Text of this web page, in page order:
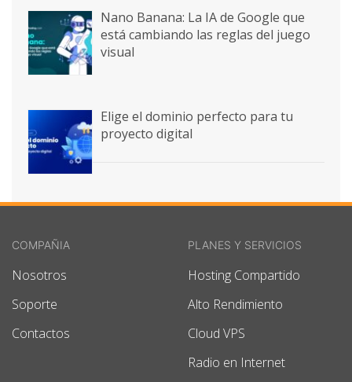
Nano Banana: La IA de Google que
está cambiando las reglas del juego
visual
Elige el dominio perfecto para tu
proyecto digital
COMPAÑIA
Nosotros
Soporte
Contactos
PLANES Y SERVICIOS
Hosting Compartido
Alto Rendimiento
Cloud VPS
Radio en Internet